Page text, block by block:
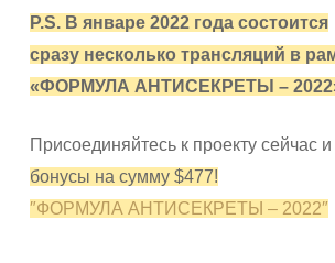
P.S. В январе 2022 года состоится
сразу несколько трансляций в
«ФОРМУЛА АНТИСЕКРЕТЫ –
Присоединяйтесь к проекту сейчас
бонусы на сумму $477!
″ФОРМУЛА АНТИСЕКРЕТЫ – 2022″